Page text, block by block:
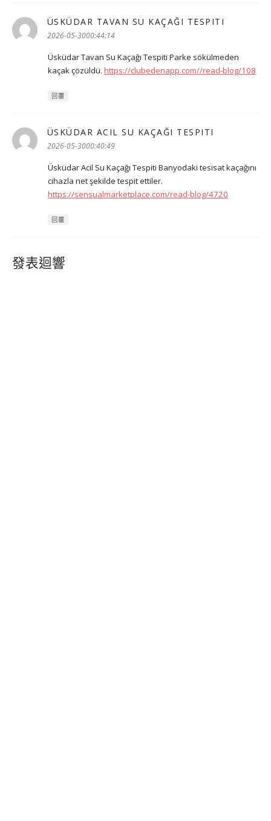
ÜSKÜDAR TAVAN SU KAÇAĞI TESPITI
2026-05-3000:44:14
Üsküdar Tavan Su Kaçağı Tespiti Parke sökülmeden
kaçak çözüldü. https://clubedenapp.com//read-blog/108
回覆
ÜSKÜDAR ACIL SU KAÇAĞI TESPITI
2026-05-3000:40:49
Üsküdar Acil Su Kaçağı Tespiti Banyodaki tesisat kaçağını
cihazla net şekilde tespit ettiler.
https://sensualmarketplace.com/read-blog/4720
回覆
發表迴響